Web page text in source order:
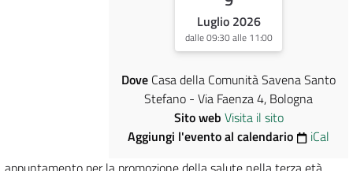
Luglio 2026
dalle 09:30 alle 11:00
Dove Casa della Comunità Savena Santo
Stefano - Via Faenza 4, Bologna
Sito web Visita il sito
Aggiungi l'evento al calendario
iCal